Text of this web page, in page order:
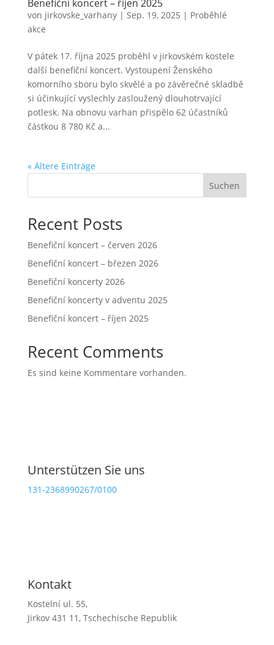
Benefiční koncert – říjen 2025
von jirkovske_varhany| Sep. 19, 2025 | Proběhlé
akce
V pátek 17. října 2025 proběhl v jirkovském kostele
další benefiční koncert. Vystoupení Ženského
komorního sboru bylo skvělé a po závěrečné skladbě
si účinkující vyslechly zasloužený dlouhotrvající
potlesk. Na obnovu varhan přispělo 62 účastníků
částkou 8 780 Kč a...
« Ältere Einträge
Suchen
Recent Posts
Benefiční koncert – červen 2026
Benefiční koncert – březen 2026
Benefiční koncerty 2026
Benefiční koncerty v adventu 2025
Benefiční koncert – říjen 2025
Recent Comments
Es sind keine Kommentare vorhanden.
Unterstützen Sie uns
131-2368990267/0100
Kontakt
Kostelní ul. 55,
Jirkov 431 11, Tschechische Republik